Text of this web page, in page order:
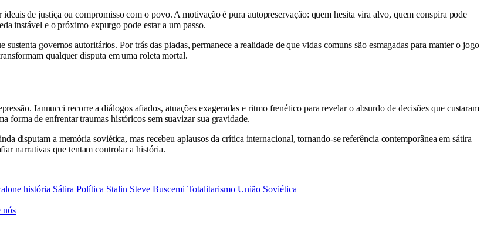
de justiça ou compromisso com o povo. A motivação é pura autopreservação: quem hesita vira alvo, quem conspira pode
instável e o próximo expurgo pode estar a um passo.
governos autoritários. Por trás das piadas, permanece a realidade de que vidas comuns são esmagadas para manter o jogo
qualquer disputa em uma roleta mortal.
Iannucci recorre a diálogos afiados, atuações exageradas e ritmo frenético para revelar o absurdo de decisões que custaram
forma de enfrentar traumas históricos sem suavizar sua gravidade.
disputam a memória soviética, mas recebeu aplausos da crítica internacional, tornando-se referência contemporânea em sátira
narrativas que tentam controlar a história.
história Sátira Política Stalin Steve Buscemi Totalitarismo União Soviética
nós